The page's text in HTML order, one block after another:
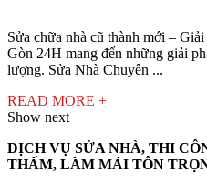
Sửa chữa nhà cũ thành mới –
Gòn 24H mang đến những giải
lượng. Sửa Nhà Chuyên ...
READ MORE +
Show next
DỊCH VỤ SỬA NHÀ, THI
THẤM, LÀM MÁI TÔN